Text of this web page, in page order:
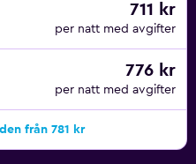
711 kr
per natt med avgifter
776 kr
per natt med avgifter
från 781 kr